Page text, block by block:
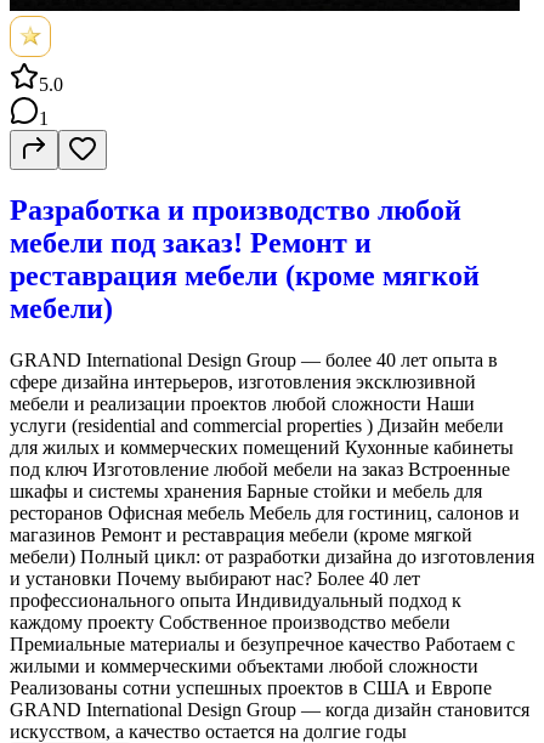
5.0
1
Разработка и производство любой
мебели под заказ! Ремонт и
реставрация мебели (кроме мягкой
мебели)
GRAND International Design Group — более 40 лет опыта в
сфере дизайна интерьеров, изготовления эксклюзивной
мебели и реализации проектов любой сложности Наши
услуги (residential and commercial properties ) Дизайн мебели
для жилых и коммерческих помещений Кухонные кабинеты
под ключ Изготовление любой мебели на заказ Встроенные
шкафы и системы хранения Барные стойки и мебель для
ресторанов Офисная мебель Мебель для гостиниц, салонов и
магазинов Ремонт и реставрация мебели (кроме мягкой
мебели) Полный цикл: от разработки дизайна до изготовления
и установки Почему выбирают нас? Более 40 лет
профессионального опыта Индивидуальный подход к
каждому проекту Собственное производство мебели
Премиальные материалы и безупречное качество Работаем с
жилыми и коммерческими объектами любой сложности
Реализованы сотни успешных проектов в США и Европе
GRAND International Design Group — когда дизайн становится
искусством, а качество остается на долгие годы